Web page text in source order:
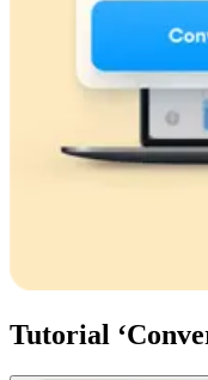
Tutorial